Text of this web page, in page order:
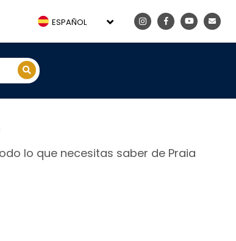
ESPAÑOL
lo que necesitas saber de Praia